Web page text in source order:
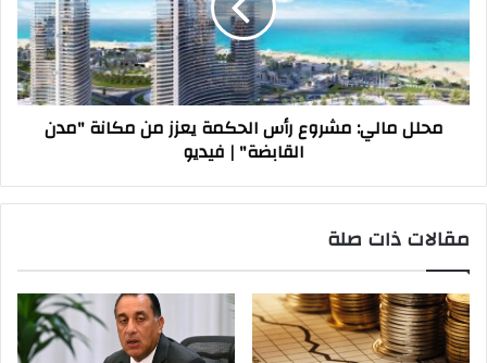
الحكمة
يعزز
من
مكانة
"مدن
القابضة"
محلل مالي: مشروع رأس الحكمة يعزز من مكانة "مدن
القابضة" | فيديو
مقالات ذات صلة